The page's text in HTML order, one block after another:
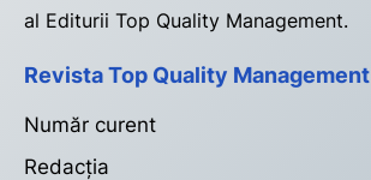
al Editurii Top Quality Management.
Revista Top Quality Management
Număr curent
Redacția